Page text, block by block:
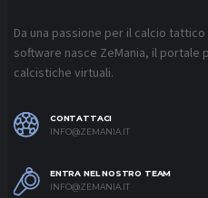
Da una passione per il calcio
software nasce ZeMania, il portale
calcistiche virtuali.
CONTATTACI
INFO@ZEMANIA.IT
ENTRA NEL NOSTRO TEAM
INFO@ZEMANIA.IT